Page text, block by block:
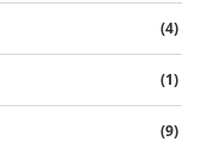
(4)
(1)
(9)